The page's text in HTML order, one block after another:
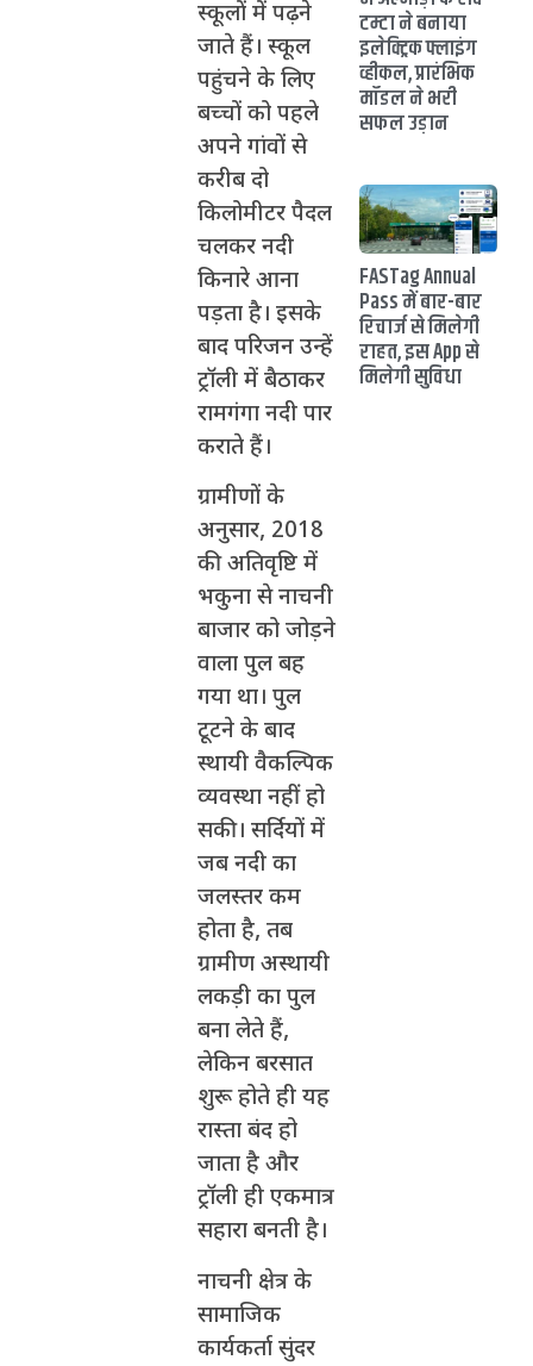
स्कूलों में पढ़ने
जाते हैं। स्कूल
पहुंचने के लिए
बच्चों को पहले
अपने गांवों से
करीब दो
किलोमीटर पैदल
चलकर नदी
किनारे आना
पड़ता है। इसके
बाद परिजन उन्हें
ट्रॉली में बैठाकर
रामगंगा नदी पार
कराते हैं।
ग्रामीणों के
अनुसार, 2018
की अतिवृष्टि में
भकुना से नाचनी
बाजार को जोड़ने
वाला पुल बह
गया था। पुल
टूटने के बाद
स्थायी वैकल्पिक
व्यवस्था नहीं हो
सकी। सर्दियों में
जब नदी का
जलस्तर कम
होता है, तब
ग्रामीण अस्थायी
लकड़ी का पुल
बना लेते हैं,
लेकिन बरसात
शुरू होते ही यह
रास्ता बंद हो
जाता है और
ट्रॉली ही एकमात्र
सहारा बनती है।
नाचनी क्षेत्र के
सामाजिक
कार्यकर्ता सुंदर
टम्टा ने बनाया
इलेक्ट्रिक फ्लाइंग
व्हीकल, प्रारंभिक
मॉडल ने भरी
सफल उड़ान
FASTag Annual
Pass में बार-बार
रिचार्ज से मिलेगी
राहत, इस App से
मिलेगी सुविधा